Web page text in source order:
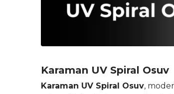
Karaman UV Spiral Osuv
Karaman UV Spiral Osuv,